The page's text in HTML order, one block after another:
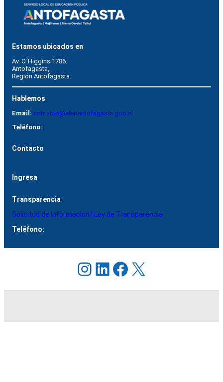
Estamos ubicados en
Av. O´Higgins 1786.
Antofagasta,
Región Antofagasta.
Hablemos
Email: contacto@slepantofagasta.gob.cl
Teléfono:
Contacto
Ingresa
Transparencia
Solicitud de Información | Ley de Transparencia
Teléfono:
Instagram
LinkedIn
Facebook
X